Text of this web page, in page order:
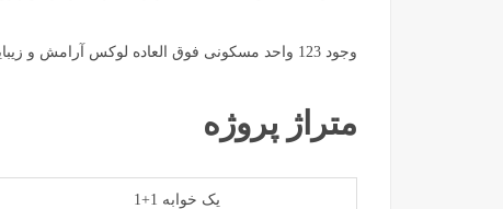
وجود 123 واحد مسکونی فوق العاده لوکس آرامش و زیبایی را برای ساکنانش به ارمغان می آورد.
متراژ پروژه
یک خوابه 1+1